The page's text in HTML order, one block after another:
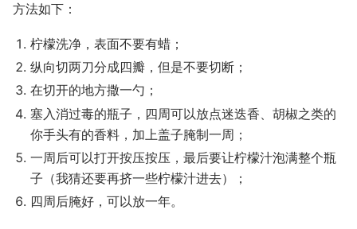
方法如下：
柠檬洗净，表面不要有蜡；
纵向切两刀分成四瓣，但是不要切断；
在切开的地方撒一勺；
塞入消过毒的瓶子，四周可以放点迷迭香、胡椒之类的
你手头有的香料，加上盖子腌制一周；
一周后可以打开按压按压，最后要让柠檬汁泡满整个瓶
子（我猜还要再挤一些柠檬汁进去）；
四周后腌好，可以放一年。